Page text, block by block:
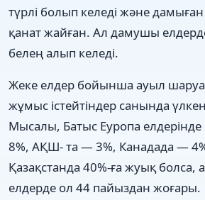
түрлі болып келеді жəне
қанат жайған. Ал дамушы
белең алып келеді.
Жеке елдер бойынша ауыл
жұмыс істейтіндер санында
Мысалы, Батыс Еуропа
8%, АҚШ- та — 3%, Канадада —
Қазақстанда 40%-ға жуық
елдерде ол 44 пайыздан жоғары.